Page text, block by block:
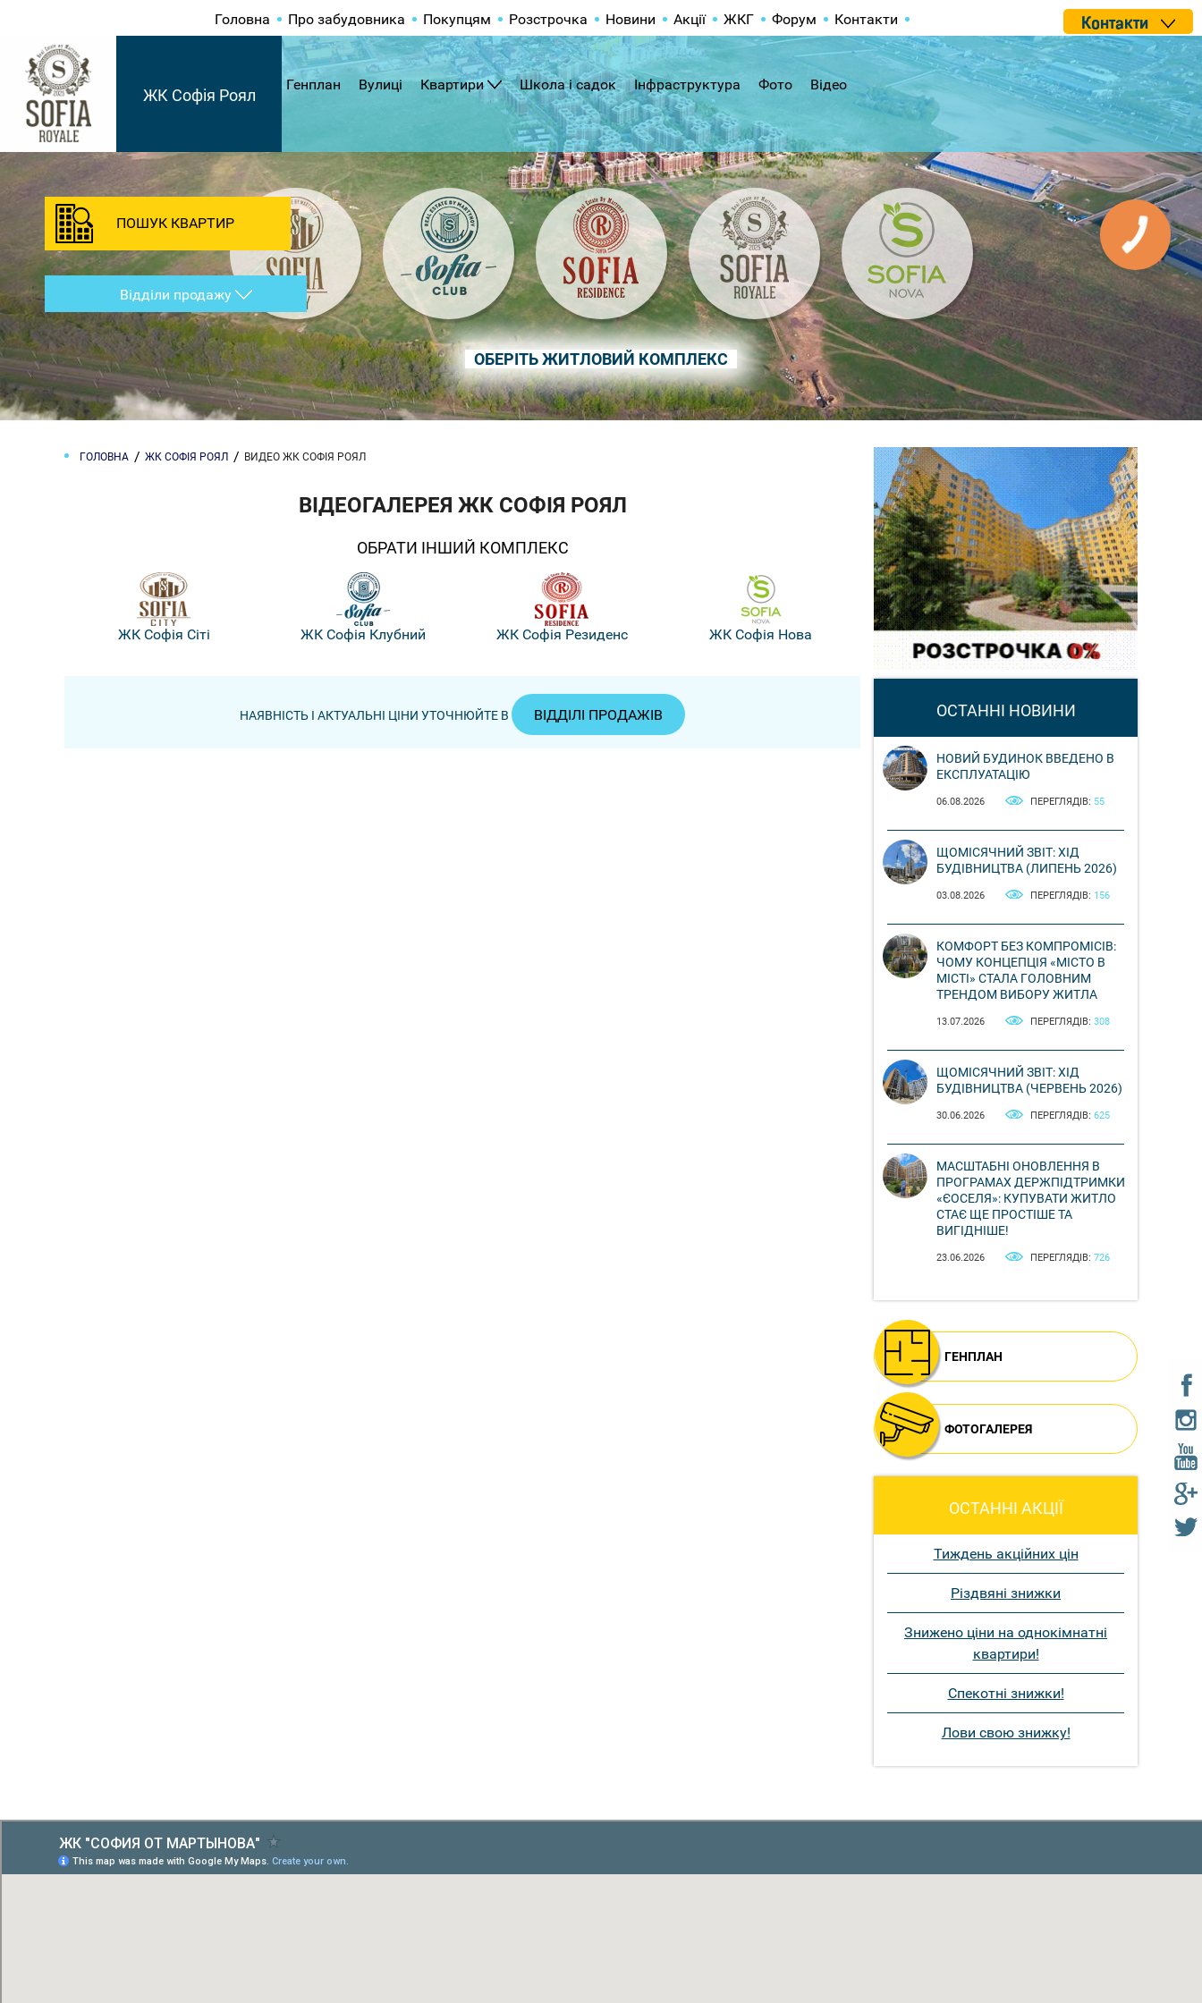
ОБЕРІТЬ ЖИТЛОВИЙ КОМПЛЕКС
Головна Про забудовника Покупцям Розстрочка Новини Акції ЖКГ Форум Контакти Контакти
ЖК Софія Роял
Генплан Вулиці Квартири Школа і садок Інфраструктура Фото Відео
ПОШУК КВАРТИР
Відділи продажу
ГОЛОВНА ЖК СОФІЯ РОЯЛ ВИДЕО ЖК СОФІЯ РОЯЛ
ВІДЕОГАЛЕРЕЯ ЖК СОФІЯ РОЯЛ
ОБРАТИ ІНШИЙ КОМПЛЕКС
ЖК Софія Сіті ЖК Софія Клубний ЖК Софія Резиденс ЖК Софія Нова
НАЯВНІСТЬ І АКТУАЛЬНІ ЦІНИ УТОЧНЮЙТЕ В ВІДДІЛІ ПРОДАЖІВ ОСТАННІ НОВИНИ
НОВИЙ БУДИНОК ВВЕДЕНО В
ЕКСПЛУАТАЦІЮ
06.08.2026 ПЕРЕГЛЯДІВ: 55
ЩОМІСЯЧНИЙ ЗВІТ: ХІД
БУДІВНИЦТВА (ЛИПЕНЬ 2026)
03.08.2026 ПЕРЕГЛЯДІВ: 156
КОМФОРТ БЕЗ КОМПРОМІСІВ:
ЧОМУ КОНЦЕПЦІЯ «МІСТО В
МІСТІ» СТАЛА ГОЛОВНИМ
ТРЕНДОМ ВИБОРУ ЖИТЛА
13.07.2026 ПЕРЕГЛЯДІВ: 308
ЩОМІСЯЧНИЙ ЗВІТ: ХІД
БУДІВНИЦТВА (ЧЕРВЕНЬ 2026)
30.06.2026 ПЕРЕГЛЯДІВ: 625
МАСШТАБНІ ОНОВЛЕННЯ В
ПРОГРАМАХ ДЕРЖПІДТРИМКИ
«ЄОСЕЛЯ»: КУПУВАТИ ЖИТЛО
СТАЄ ЩЕ ПРОСТІШЕ ТА
ВИГІДНІШЕ!
23.06.2026 ПЕРЕГЛЯДІВ: 726
ГЕНПЛАН
ФОТОГАЛЕРЕЯ
ОСТАННІ АКЦІЇ
Тиждень акційних цін
Різдвяні знижки
Знижено ціни на однокімнатні
квартири!
Спекотні знижки!
Лови свою знижку!